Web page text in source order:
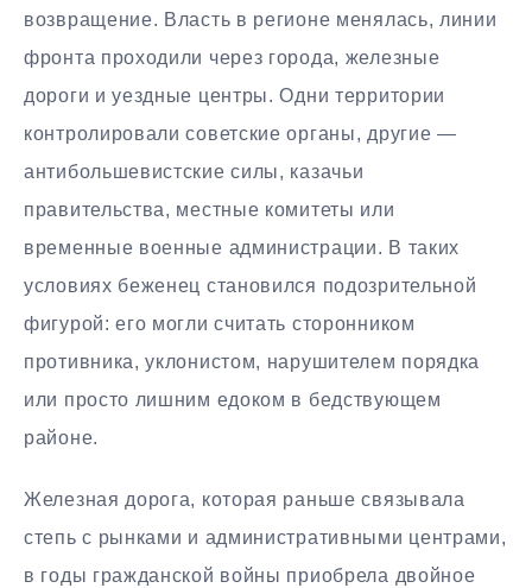
возвращение. Власть в регионе менялась, линии
фронта проходили через города, железные
дороги и уездные центры. Одни территории
контролировали советские органы, другие —
антибольшевистские силы, казачьи
правительства, местные комитеты или
временные военные администрации. В таких
условиях беженец становился подозрительной
фигурой: его могли считать сторонником
противника, уклонистом, нарушителем порядка
или просто лишним едоком в бедствующем
районе.
Железная дорога, которая раньше связывала
степь с рынками и административными центрами,
в годы гражданской войны приобрела двойное